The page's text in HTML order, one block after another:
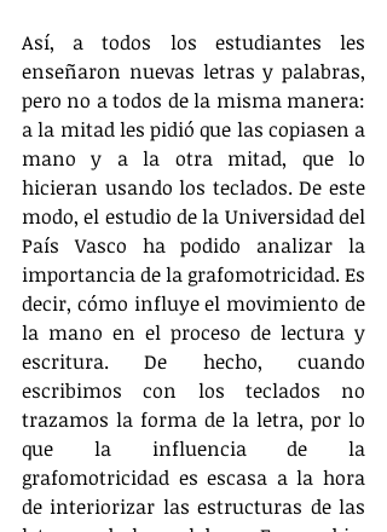
Así, a todos los estudiantes les
enseñaron nuevas letras y palabras,
pero no a todos de la misma manera:
a la mitad les pidió que las copiasen a
mano y a la otra mitad, que lo
hicieran usando los teclados. De este
modo, el estudio de la Universidad del
País Vasco ha podido analizar la
importancia de la grafomotricidad. Es
decir, cómo influye el movimiento de
la mano en el proceso de lectura y
escritura. De hecho, cuando
escribimos con los teclados no
trazamos la forma de la letra, por lo
que la influencia de la
grafomotricidad es escasa a la hora
de interiorizar las estructuras de las